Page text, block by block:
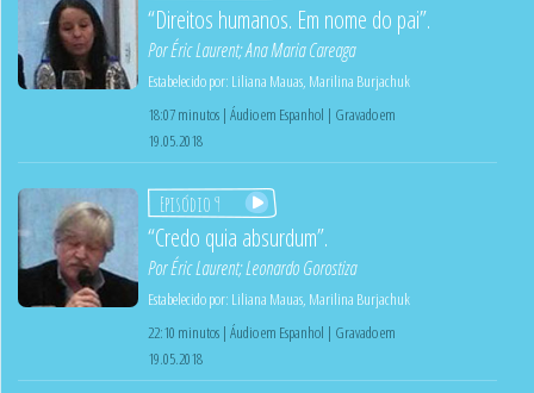
“Direitos humanos. Em nome do pai”.
PorÉric Laurent;Ana Maria Careaga
Estabelecido por: Liliana Mauas, Marilina Burjachuk
18:07 minutos | Áudio em Espanhol | Gravado em
19.05.2018
Episódio 9
“Credo quia absurdum”.
PorÉric Laurent;Leonardo Gorostiza
Estabelecido por: Liliana Mauas, Marilina Burjachuk
22:10 minutos | Áudio em Espanhol | Gravado em
19.05.2018